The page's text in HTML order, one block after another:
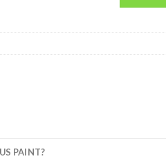
PAINT?